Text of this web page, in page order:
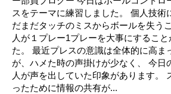
スをテーマに練習しました。 個人技術
だまだタッチのミスからボールを失う
人が１プレー1プレーを大事にするこ
た。 最近プレスの意識は全体的に高ま
が、ハメた時の声掛けが少なく、 今日
人が声を出していた印象があります。
ったために情報の共有が...